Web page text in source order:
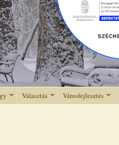
Választás Városfejlesztés